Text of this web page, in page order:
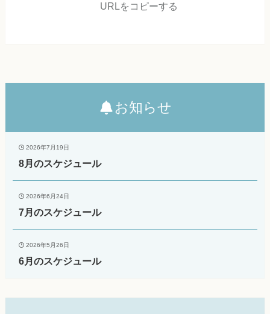
URLをコピーする
お知らせ
2026年7月19日
8月のスケジュール
2026年6月24日
7月のスケジュール
2026年5月26日
6月のスケジュール